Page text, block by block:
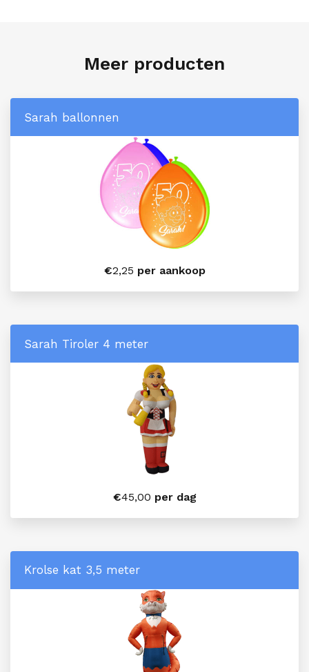
Meer producten
Sarah ballonnen
€2,25 per aankoop
Sarah Tiroler 4 meter
€45,00 per dag
Krolse kat 3,5 meter